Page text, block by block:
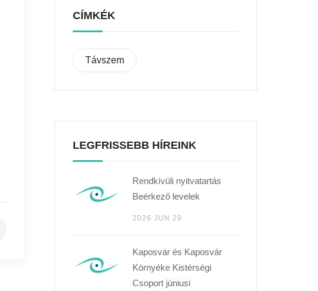
CÍMKÉK
Távszem
LEGFRISSEBB HÍREINK
Rendkívüli nyitvatartás
Beérkező levelek
2026 JUN 29
Kaposvár és Kaposvár
Környéke Kistérségi
Csoport júniusi